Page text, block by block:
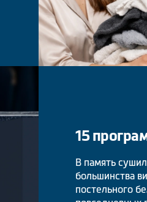
15
В память
большинства
постельного